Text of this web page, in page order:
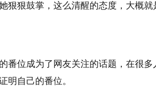
狠狠鼓掌，这么清醒的态度，大概就
番位成为了网友关注的话题，在很多
明自己的番位。